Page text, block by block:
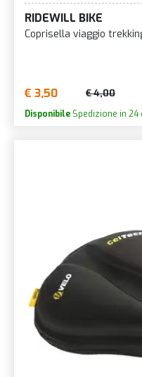
RIDEWILL BIKE
Coprisella viaggio
€ 3,50 € 4,00
Disponibile Spedizione in 24